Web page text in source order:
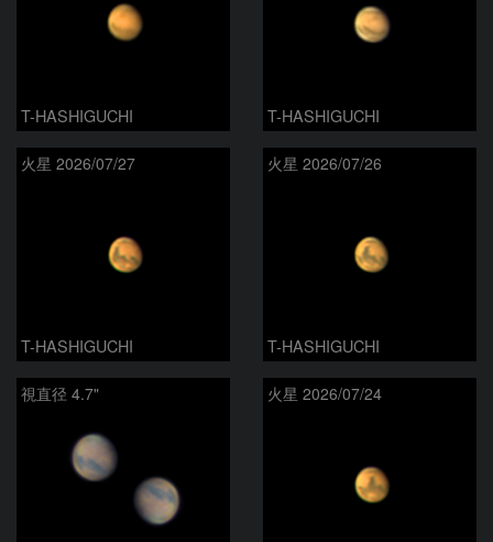
T-HASHIGUCHI T-HASHIGUCHI
火星 2026/07/27
T-HASHIGUCHI
火星 2026/07/26
T-HASHIGUCHI
視直径 4.7" 火星 2026/07/24